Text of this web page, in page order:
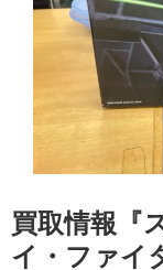
買取情報『
イ・ファイ